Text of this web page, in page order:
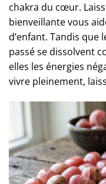
chakra du cœur.
bienveillante vous
d’enfant. Tandis que
passé se dissolvent
elles les énergies
vivre pleinement,